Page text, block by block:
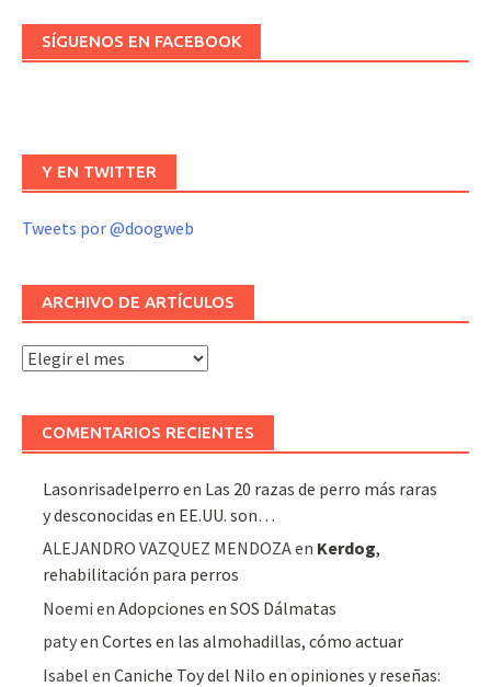
SÍGUENOS EN FACEBOOK
Y EN TWITTER
Tweets por @doogweb
ARCHIVO DE ARTÍCULOS
Archivo
COMENTARIOS RECIENTES
Lasonrisadelperro en Las 20 razas de perro más raras
y desconocidas en EE.UU. son…
ALEJANDRO VAZQUEZ MENDOZAen Kerdog,
rehabilitación para perros
Noemi enAdopciones en SOS Dálmatas
patyenCortes en las almohadillas, cómo actuar
Isabel enCaniche Toy del Nilo en opiniones y reseñas: